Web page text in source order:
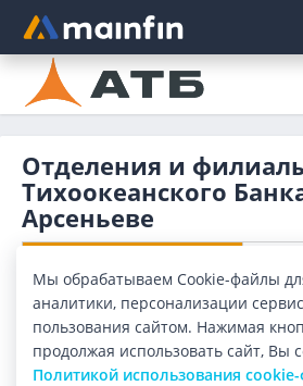
Главное меню
Отделения и
Тихоокеанского
Арсеньеве
Все банки
Город:Арсеньев
Мы обрабатываем Cookie-файлы
аналитики, персонализации
пользования сайтом. Нажимая
продолжая использовать сайт, Вы
Политикой использования